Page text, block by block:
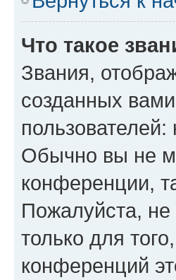
Что такое
Звания,
созданных
Обычно вы не
конференции,
Пожалуйста,
только для
конференций